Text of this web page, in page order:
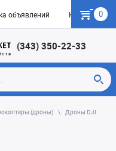
объявлений Как купить
0
(343) 350-22-33
(дроны)
Дроны DJI